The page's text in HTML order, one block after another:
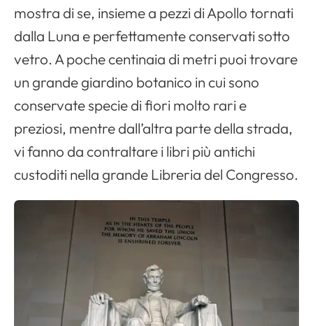
mostra di se, insieme a pezzi di Apollo tornati
dalla Luna e perfettamente conservati sotto
vetro. A poche centinaia di metri puoi trovare
un grande giardino botanico in cui sono
conservate specie di fiori molto rari e
preziosi, mentre dall’altra parte della strada,
vi fanno da contraltare i libri più antichi
custoditi nella grande Libreria del Congresso.